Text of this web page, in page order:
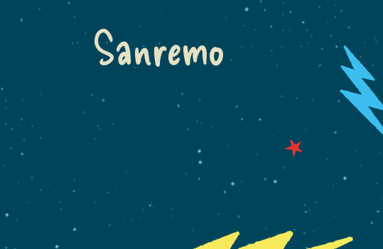
Sanremo